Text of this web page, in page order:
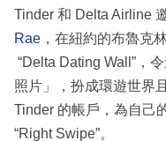
Tinder 和 Delta Airline
Rae ，在紐約的布魯克
“Delta Dating Wall”，
照片」，扮成環遊世界
Tinder 的帳戶，為自己
“Right Swipe”。